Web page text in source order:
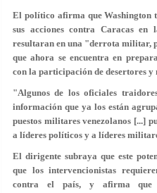
El político afirma que Washington
sus acciones contra Caracas
resultaran en una "derrota militar,
que ahora se encuentra en
con la participación de desertores y
"Algunos de los oficiales
información que ya los están
puestos militares venezolanos [...]
a líderes políticos y a líderes
El dirigente subraya que este
que los intervencionistas
contra el país, y afirma que